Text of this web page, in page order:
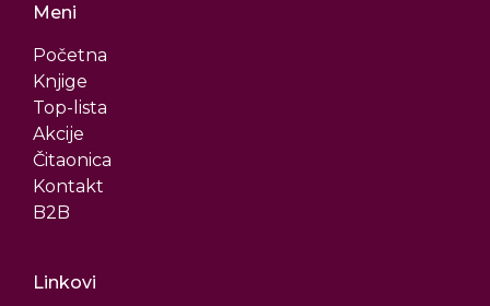
Meni
Početna
Knjige
Top-lista
Akcije
Čitaonica
Kontakt
B2B
Linkovi